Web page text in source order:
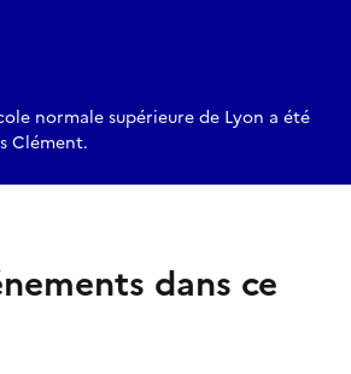
normale supérieure de Lyon a été
Clément.
dans ce